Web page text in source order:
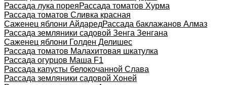
Рассада лука пореяРассада томатов Хурма
Рассада томатов Сливка красная
Саженец яблони АйдаредРассада баклажанов Алмаз
Рассада земляники садовой Зенга Зенгана
Саженец яблони Голден Делишес
Рассада томатов Малахитовая шкатулка
Рассада огурцов Маша F1
Рассада капусты белокочанной Слава
Рассада земляники садовой Хоней